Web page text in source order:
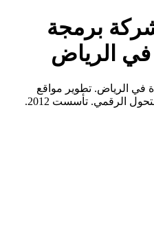
برمجة
في الرياض
في الرياض. تطوير مواقع
وتطبيقات وأنظمة ERP وOdoo والتحول الرقمي. تأسست 2012.